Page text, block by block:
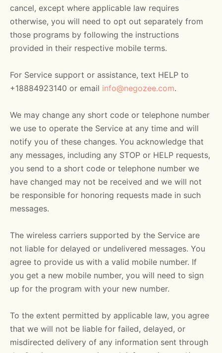
cancel, except where applicable law requires
otherwise, you will need to opt out separately from
those programs by following the instructions
provided in their respective mobile terms.
For Service support or assistance, text HELP to
+18884923140 or email info@negozee.com.
We may change any short code or telephone number
we use to operate the Service at any time and will
notify you of these changes. You acknowledge that
any messages, including any STOP or HELP requests,
you send to a short code or telephone number we
have changed may not be received and we will not
be responsible for honoring requests made in such
messages.
The wireless carriers supported by the Service are
not liable for delayed or undelivered messages. You
agree to provide us with a valid mobile number. If
you get a new mobile number, you will need to sign
up for the program with your new number.
To the extent permitted by applicable law, you agree
that we will not be liable for failed, delayed, or
misdirected delivery of any information sent through